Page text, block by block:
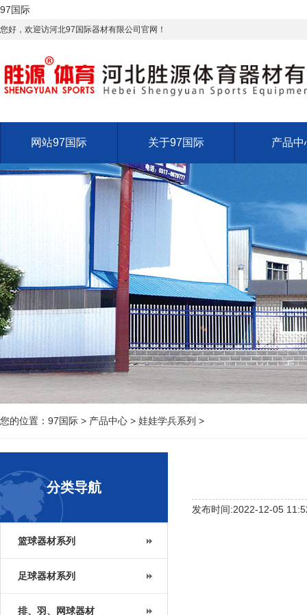
97国际
您好，欢迎访河北97国际器材有限公司官网！
网站97国际 关于97国际 产品中
您的位置： 97国际 > 产品中心 > 娃娃学兵系列 >
分类导航
篮球器材系列
足球器材系列
排、羽、网球器材
发布时间:2022-12-05